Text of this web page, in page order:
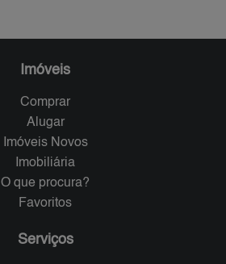
Imóveis
Comprar
Alugar
Imóveis Novos
Imobiliária
O que procura?
Favoritos
Serviços